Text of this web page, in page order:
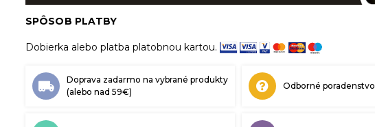
SPÔSOB PLATBY
Dobierka alebo platba platobnou kartou.
Doprava zadarmo na vybrané produkty
(alebo nad 59€)
Odborné poradenstvo